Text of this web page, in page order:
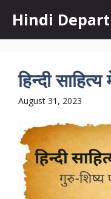
content
Hindi
हिन्दी
August 31, 2023